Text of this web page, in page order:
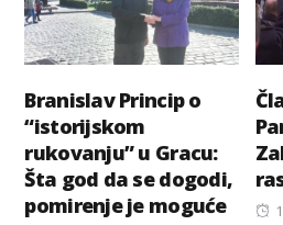
Branislav Princip o
“istorijskom
rukovanju” u Gracu:
Šta god da se dogodi,
pomirenje je moguće